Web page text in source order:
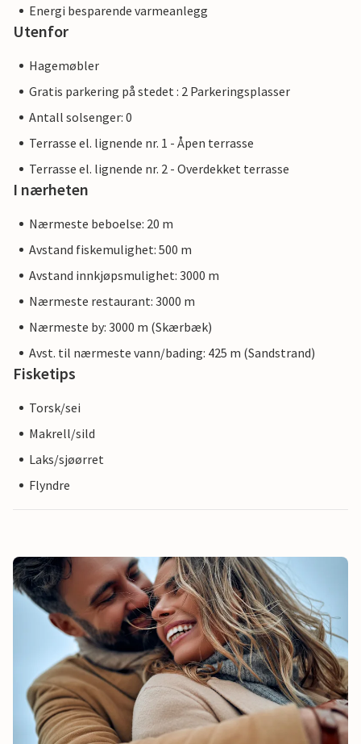
Energi besparende varmeanlegg
Utenfor
Hagemøbler
Gratis parkering på stedet : 2 Parkeringsplasser
Antall solsenger: 0
Terrasse el. lignende nr. 1 - Åpen terrasse
Terrasse el. lignende nr. 2 - Overdekket terrasse
I nærheten
Nærmeste beboelse: 20 m
Avstand fiskemulighet: 500 m
Avstand innkjøpsmulighet: 3000 m
Nærmeste restaurant: 3000 m
Nærmeste by: 3000 m (Skærbæk)
Avst. til nærmeste vann/bading: 425 m (Sandstrand)
Fisketips
Torsk/sei
Makrell/sild
Laks/sjøørret
Flyndre